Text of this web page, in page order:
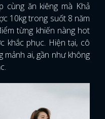
cùng ăn kiêng mà Khả
10kg trong suốt 8 năm
từng khiến nàng hot
khắc phục. Hiện tại, cô
mảnh ai, gần như không